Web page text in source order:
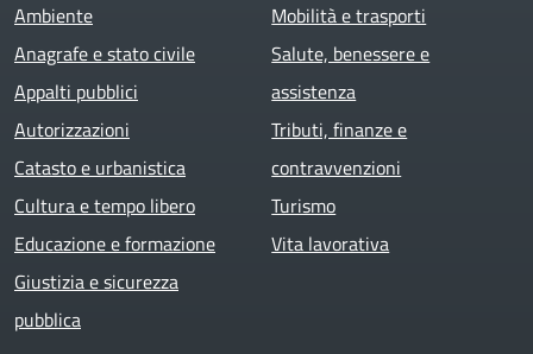
Ambiente
Anagrafe e stato civile
Appalti pubblici
Autorizzazioni
Catasto e urbanistica
Cultura e tempo libero
Educazione e formazione
Giustizia e sicurezza
pubblica
Mobilità e trasporti
Salute, benessere e
assistenza
Tributi, finanze e
contravvenzioni
Turismo
Vita lavorativa